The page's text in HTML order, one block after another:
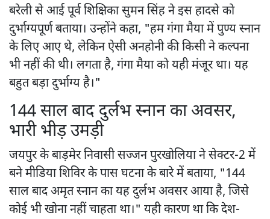
बरेली से आई पूर्व शिक्षिका सुमन सिंह ने इस हादसे को
दुर्भाग्यपूर्ण बताया। उन्होंने कहा, "हम गंगा मैया में पुण्य स्नान
के लिए आए थे, लेकिन ऐसी अनहोनी की किसी ने कल्पना
भी नहीं की थी। लगता है, गंगा मैया को यही मंजूर था। यह
बहुत बड़ा दुर्भाग्य है।"
144 साल बाद दुर्लभ स्नान का अवसर,
भारी भीड़ उमड़ी
जयपुर के बाड़मेर निवासी सज्जन पुरखोलिया ने सेक्टर-2 में
बने मीडिया शिविर के पास घटना के बारे में बताया, "144
साल बाद अमृत स्नान का यह दुर्लभ अवसर आया है, जिसे
कोई भी खोना नहीं चाहता था।" यही कारण था कि देश-